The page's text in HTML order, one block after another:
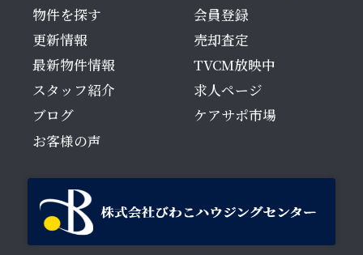
物件を探す
更新情報
最新物件情報
スタッフ紹介
ブログ
お客様の声
会員登録
売却査定
TVCM放映中
求人ページ
ケアサポ市場